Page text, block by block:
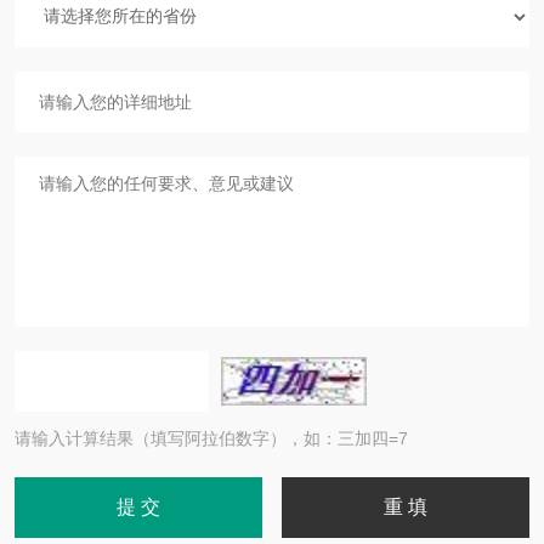
请输入计算结果（填写阿拉伯数字），如：三加四=7